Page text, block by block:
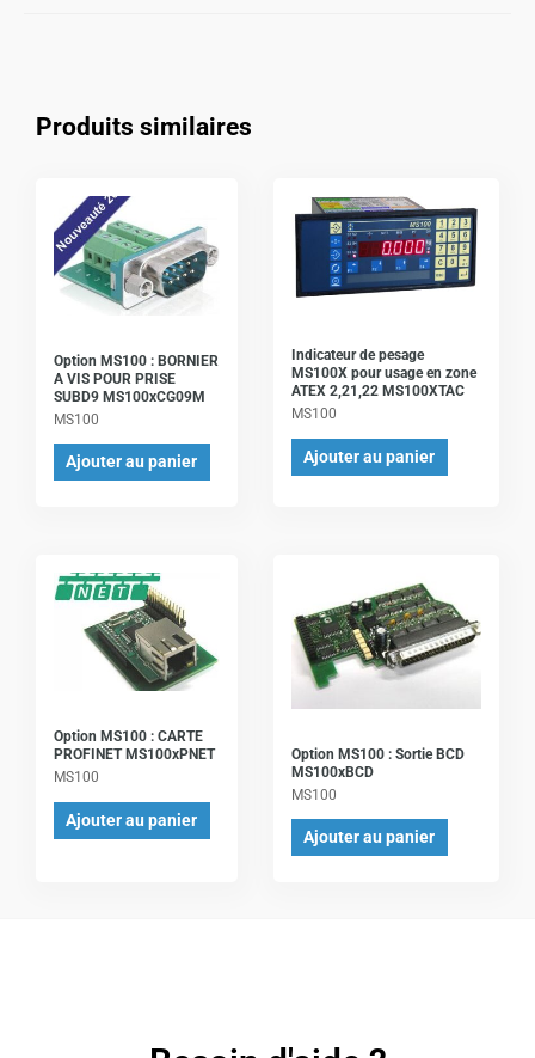
Produits similaires
Option MS100 : BORNIER
A VIS POUR PRISE
SUBD9 MS100xCG09M
MS100
Ajouter au panier
Indicateur de pesage
MS100X pour usage en zone
ATEX 2,21,22 MS100XTAC
MS100
Ajouter au panier
Option MS100 : CARTE
PROFINET MS100xPNET
MS100
Ajouter au panier
Option MS100 : Sortie BCD
MS100xBCD
MS100
Ajouter au panier